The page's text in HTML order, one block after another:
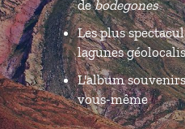
debodegones
Les plus
lagunes
L'album
vous-même